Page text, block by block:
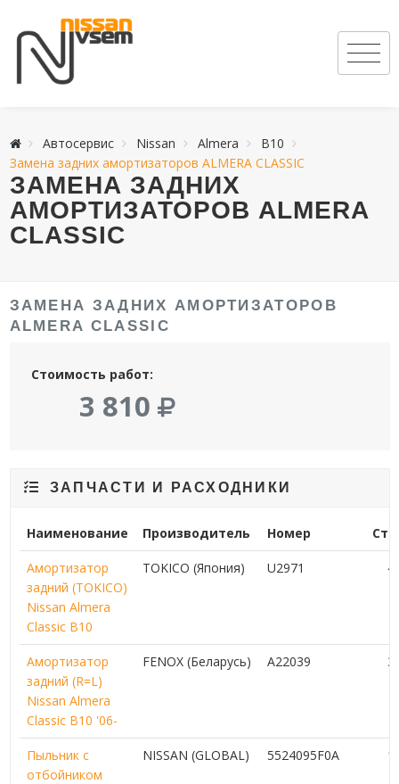
Автосервис Nissan Almera
B10
Замена задних амортизаторов ALMERA CLASSIC
ЗАМЕНА ЗАДНИХ
АМОРТИЗАТОРОВ ALMERA
CLASSIC
ЗАМЕНА ЗАДНИХ АМОРТИЗАТОРОВ
ALMERA CLASSIC
Стоимость работ:
3 810
ЗАПЧАСТИ И РАСХОДНИКИ
Наименование Производитель Номер
Амортизатор
задний (TOKICO)
Nissan Almera
Classic B10
TOKICO (Япония) U2971 4
Амортизатор
задний (R=L)
Nissan Almera
Classic B10 '06-
FENOX (Беларусь) A22039 3
Пыльник с
отбойником
NISSAN (GLOBAL) 5524095F0A 1